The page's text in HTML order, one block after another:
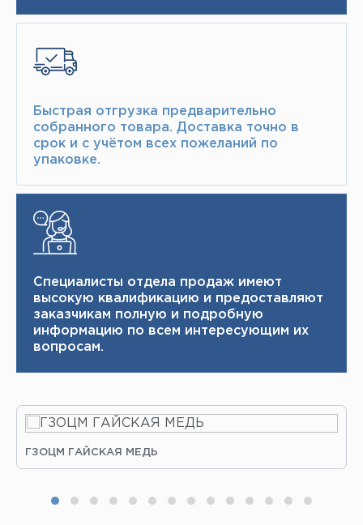
Быстрая отгрузка предварительно
собранного товара.​ Доставка точно в
срок и с учётом всех пожеланий по
упаковке.​
Специалисты отдела продаж имеют
высокую квалификацию и ​ предоставляют
заказчикам полную и подробную
информацию по всем интересующим их
вопросам.
ГЗОЦМ ГАЙСКАЯ МЕДЬ